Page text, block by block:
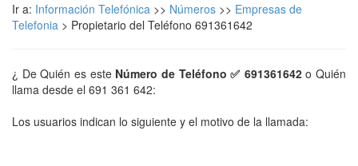
Ir a: Información Telefónica >> Números >> Empresas de
Telefonia > Propietario del Teléfono 691361642
¿ De Quién es este Número de Teléfono ✅ 691361642o Quién
llama desde el 691 361 642:
Los usuarios indican lo siguiente y el motivo de la llamada: